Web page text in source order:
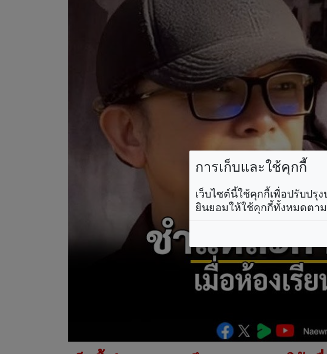
การเก็บและใช้คุกกี้
เว็บไซต์นี้ใช้คุกกี้เพื่อปรับปรุ
ยินยอมให้ใช้คุกกี้ทั้งหมดตา